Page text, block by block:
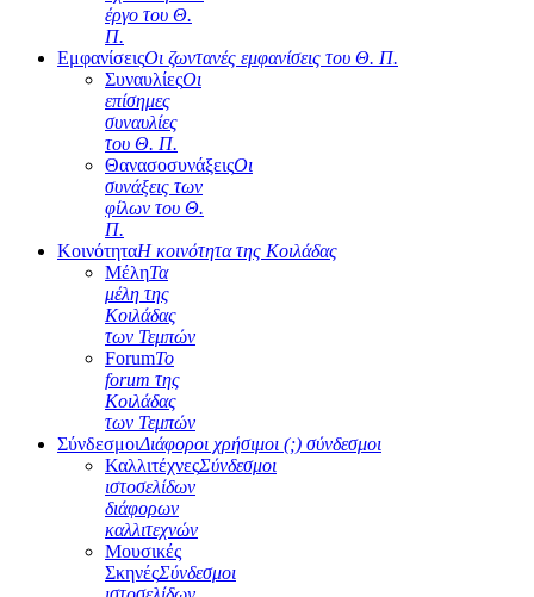
έργο του Θ.
Π.
ΕμφανίσειςΟι ζωντανές εμφανίσεις του Θ. Π.
ΣυναυλίεςΟι
επίσημες
συναυλίες
του Θ. Π.
ΘανασοσυνάξειςΟι
συνάξεις των
φίλων του Θ.
Π.
ΚοινότηταΗ κοινότητα της Κοιλάδας
ΜέληΤα
μέλη της
Κοιλάδας
των Τεμπών
ForumΤο
forum της
Κοιλάδας
των Τεμπών
ΣύνδεσμοιΔιάφοροι χρήσιμοι (;) σύνδεσμοι
ΚαλλιτέχνεςΣύνδεσμοι
ιστοσελίδων
διάφορων
καλλιτεχνών
Μουσικές
ΣκηνέςΣύνδεσμοι